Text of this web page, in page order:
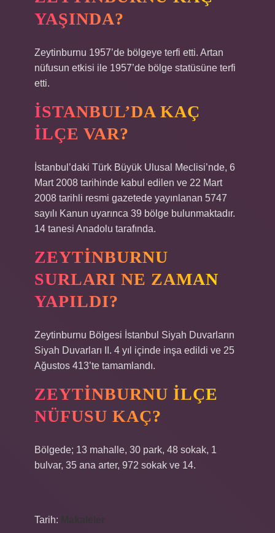
YAŞINDA?
Zeytinburnu 1957’de bölgeye terfi etti. Artan
nüfusun etkisi ile 1957’de bölge statüsüne terfi
etti.
İSTANBUL’DA KAÇ
ILÇE VAR?
İstanbul’daki Türk Büyük Ulusal Meclisi’nde, 6
Mart 2008 tarihinde kabul edilen ve 22 Mart
2008 tarihli resmi gazetede yayınlanan 5747
sayılı Kanun uyarınca 39 bölge bulunmaktadır.
14 tanesi Anadolu tarafında.
ZEYTINBURNU
SURLARI NE ZAMAN
YAPILDI?
Zeytinburnu Bölgesi İstanbul Siyah Duvarların
Siyah Duvarları II. 4 yıl içinde inşa edildi ve 25
Ağustos 413’te tamamlandı.
ZEYTINBURNU ILÇE
NÜFUSU KAÇ?
Bölgede; 13 mahalle, 30 park, 48 sokak, 1
bulvar, 35 ana arter, 972 sokak ve 14.
Tarih: